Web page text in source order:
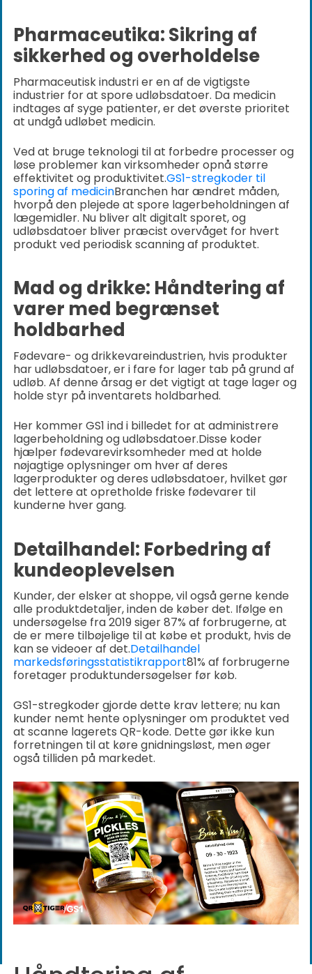
Pharmaceutika: Sikring af
sikkerhed og overholdelse
Pharmaceutisk industri er en af de vigtigste
industrier for at spore udløbsdatoer. Da medicin
indtages af syge patienter, er det øverste prioritet
at undgå udløbet medicin.
Ved at bruge teknologi til at forbedre processer og
løse problemer kan virksomheder opnå større
effektivitet og produktivitet.GS1-stregkoder til
sporing af medicinBranchen har ændret måden,
hvorpå den plejede at spore lagerbeholdningen af
lægemidler. Nu bliver alt digitalt sporet, og
udløbsdatoer bliver præcist overvåget for hvert
produkt ved periodisk scanning af produktet.
Mad og drikke: Håndtering af
varer med begrænset
holdbarhed
Fødevare- og drikkevareindustrien, hvis produkter
har udløbsdatoer, er i fare for lager tab på grund af
udløb. Af denne årsag er det vigtigt at tage lager og
holde styr på inventarets holdbarhed.
Her kommer GS1 ind i billedet for at administrere
lagerbeholdning og udløbsdatoer.Disse koder
hjælper fødevarevirksomheder med at holde
nøjagtige oplysninger om hver af deres
lagerprodukter og deres udløbsdatoer, hvilket gør
det lettere at opretholde friske fødevarer til
kunderne hver gang.
Detailhandel: Forbedring af
kundeoplevelsen
Kunder, der elsker at shoppe, vil også gerne kende
alle produktdetaljer, inden de køber det. Ifølge en
undersøgelse fra 2019 siger 87% af forbrugerne, at
de er mere tilbøjelige til at købe et produkt, hvis de
kan se videoer af det.Detailhandel
markedsføringsstatistikrapport81% af forbrugerne
foretager produktundersøgelser før køb.
GS1-stregkoder gjorde dette krav lettere; nu kan
kunder nemt hente oplysninger om produktet ved
at scanne lagerets QR-kode. Dette gør ikke kun
forretningen til at køre gnidningsløst, men øger
også tilliden på markedet.